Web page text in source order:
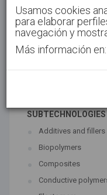
Usamos cookies
para elaborar
navegación y
Más información en:
ASSOCIATED
SUBTECHNOLOGIES
Additives and fillers
Biopolymers
Composites
Conductive